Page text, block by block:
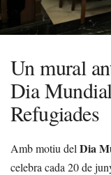
Un mural
Dia
Refugiades
Amb motiu del Dia
celebra cada 20 de